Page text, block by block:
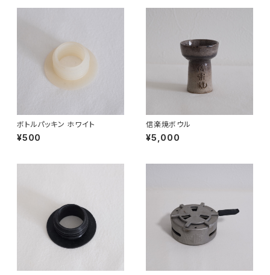
ボトルパッキン ホワイト
¥500
信楽焼ボウル
¥5,000